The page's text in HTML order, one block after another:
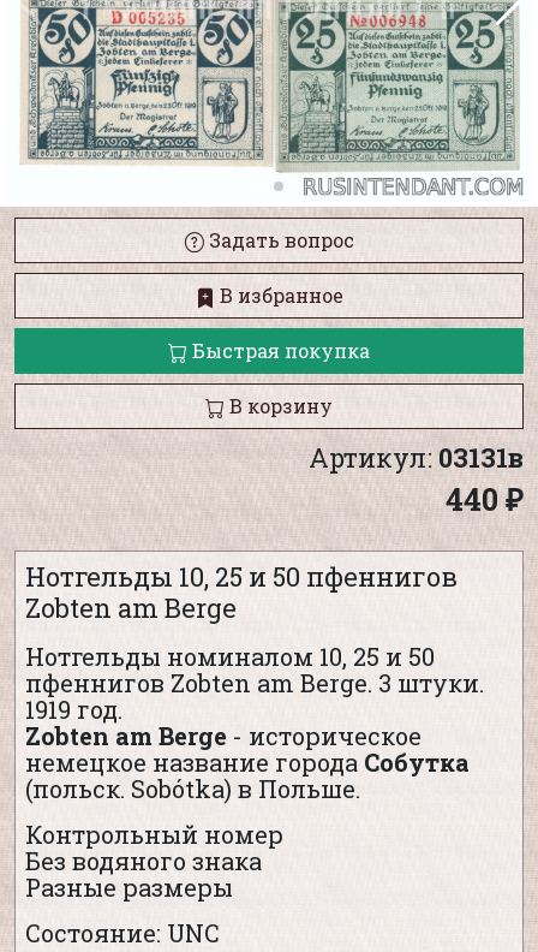
Задать вопрос
В избранное
Быстрая покупка
В корзину
Артикул:03131в
440 ₽
Нотгельды 10, 25 и 50 пфеннигов
Zobten am Berge
Нотгельды номиналом 10, 25 и 50
пфеннигов Zobten am Berge. 3 штуки.
1919 год.
Zobten am Berge - историческое
немецкое название города Собутка
(польск. Sobótka) в Польше.
Контрольный номер
Без водяного знака
Разные размеры
Состояние: UNC